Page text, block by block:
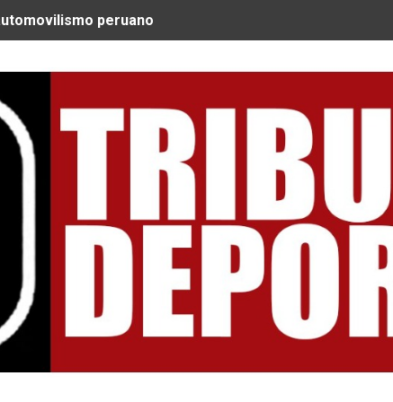
peruano
construyendo un legado que inspire a nuevas
MÉDICO COMO LA VERDADERA CLAVE PARA
MUCHO MÁS DE CHEMO"
ARGENTINOS GAJDOSECH Y CALDERÓN COMO LOS
CICLISTAS DE TODO EL CONTINENTE LLEGAN A
Nacional Sub 15 de Vóley Masculino en la VIDENA
SUBCAMPEÓN MUNDIAL EN SKATEBOARDING